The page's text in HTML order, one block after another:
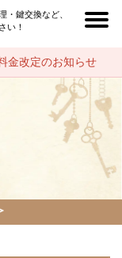
・鍵交換など、
い！
金改定のお知らせ